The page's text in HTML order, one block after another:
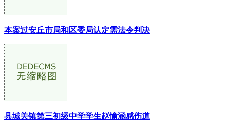
本案过安丘市局和区委局认定需法令判决
县城关镇第三初级中学学生赵愉涵感伤道